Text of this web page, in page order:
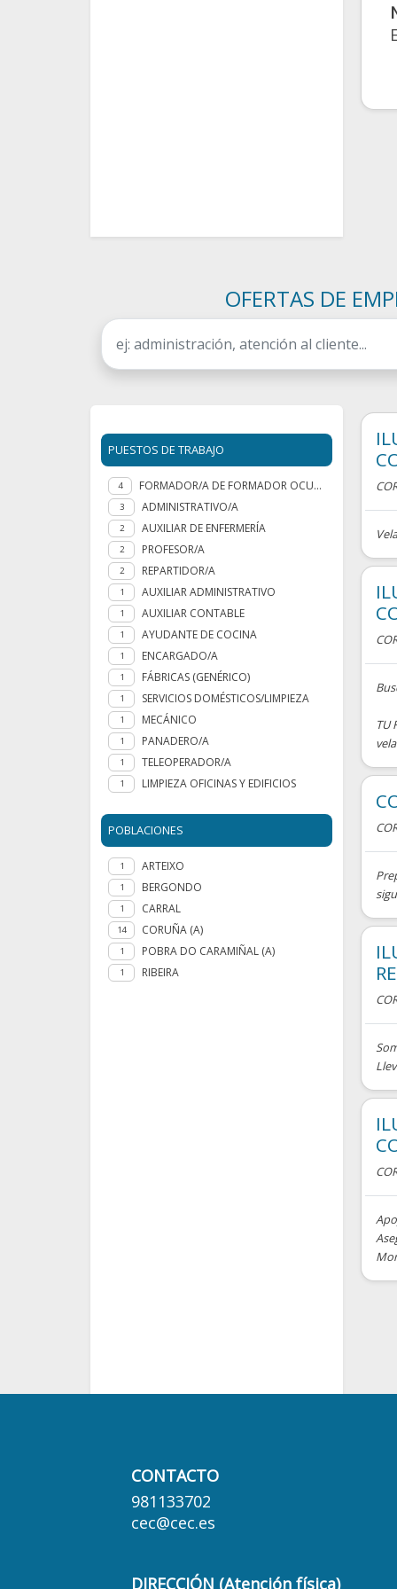
OFERTAS DE
PUESTOS DE TRABAJO
4 FORMADOR/A DE FORMADOR OCUPACIONAL
3 ADMINISTRATIVO/A
2 AUXILIAR DE ENFERMERÍA
2 PROFESOR/A
2 REPARTIDOR/A
1 AUXILIAR ADMINISTRATIVO
1 AUXILIAR CONTABLE
1 AYUDANTE DE COCINA
1 ENCARGADO/A
1 FÁBRICAS (GENÉRICO)
1 SERVICIOS DOMÉSTICOS/LIMPIEZA
1 MECÁNICO
1 PANADERO/A
1 TELEOPERADOR/A
1 LIMPIEZA OFICINAS Y EDIFICIOS
POBLACIONES
1 ARTEIXO
1 BERGONDO
1 CARRAL
14 CORUÑA (A)
1 POBRA DO CARAMIÑAL (A)
1 RIBEIRA
TU
CONTACTO
981133702
cec@cec.es
DIRECCIÓN (Atención física)